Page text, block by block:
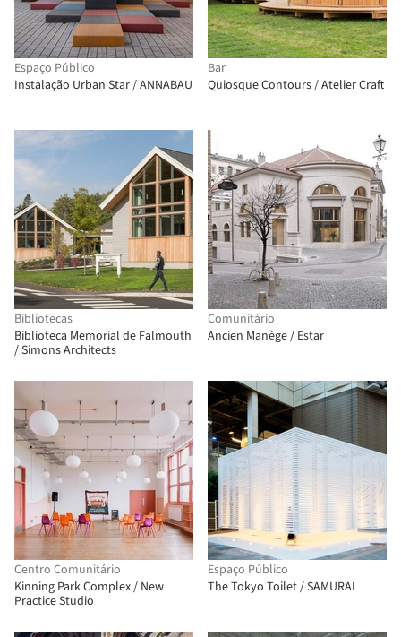
Espaço Público
Instalação Urban Star / ANNABAU
Bar
Quiosque Contours / Atelier Craft
Bibliotecas
Biblioteca Memorial de Falmouth
/ Simons Architects
Comunitário
Ancien Manège / Estar
Centro Comunitário
Kinning Park Complex / New
Practice Studio
Espaço Público
The Tokyo Toilet / SAMURAI